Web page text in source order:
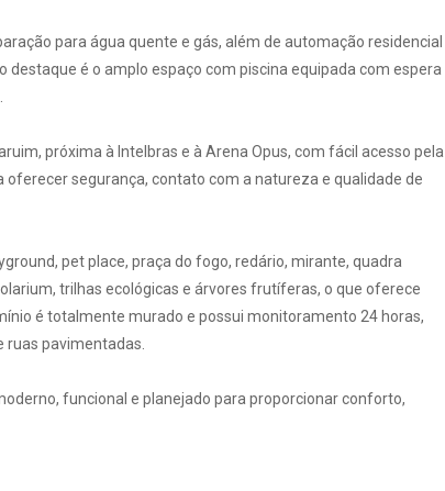
para água quente e gás, além de automação residencial
é o amplo espaço com piscina equipada com espera
próxima à Intelbras e à Arena Opus, com fácil acesso pela
segurança, contato com a natureza e qualidade de
pet place, praça do fogo, redário, mirante, quadra
trilhas ecológicas e árvores frutíferas, o que oferece
é totalmente murado e possui monitoramento 24 horas,
ruas pavimentadas.
funcional e planejado para proporcionar conforto,